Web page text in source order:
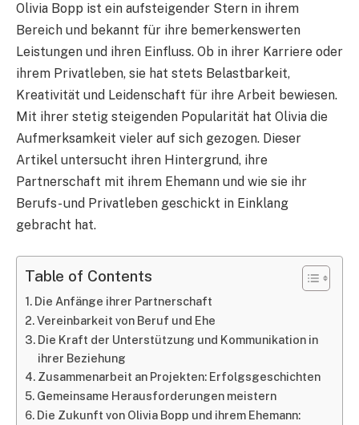
Olivia Bopp ist ein aufsteigender Stern in ihrem
Bereich und bekannt für ihre bemerkenswerten
Leistungen und ihren Einfluss. Ob in ihrer Karriere oder
ihrem Privatleben, sie hat stets Belastbarkeit,
Kreativität und Leidenschaft für ihre Arbeit bewiesen.
Mit ihrer stetig steigenden Popularität hat Olivia die
Aufmerksamkeit vieler auf sich gezogen. Dieser
Artikel untersucht ihren Hintergrund, ihre
Partnerschaft mit ihrem Ehemann und wie sie ihr
Berufs- und Privatleben geschickt in Einklang
gebracht hat.
Table of Contents
Die Anfänge ihrer Partnerschaft
Vereinbarkeit von Beruf und Ehe
Die Kraft der Unterstützung und Kommunikation in
ihrer Beziehung
Zusammenarbeit an Projekten: Erfolgsgeschichten
Gemeinsame Herausforderungen meistern
Die Zukunft von Olivia Bopp und ihrem Ehemann: